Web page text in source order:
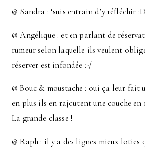
@ Sandra : ‘suis entrain d’y réfléchir :D
@ Angélique : et en parlant de
rumeur selon laquelle ils veulent
réserver est infondée :-/
@ Bouc & moustache : oui ça leur fait
en plus ils en rajoutent une couche en
La grande classe !
@ Raph : il y a des lignes mieux loties